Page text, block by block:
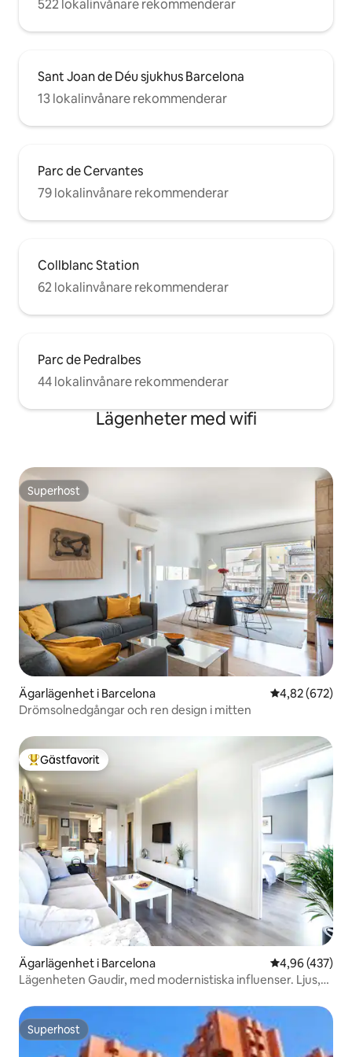
522 lokalinvånare rekommenderar
Sant Joan de Déu sjukhus Barcelona
13 lokalinvånare rekommenderar
Parc de Cervantes
79 lokalinvånare rekommenderar
Collblanc Station
62 lokalinvånare rekommenderar
Parc de Pedralbes
44 lokalinvånare rekommenderar
Lägenheter med wifi
Superhost
Superhost
Ägarlägenhet i Barcelona 4,82 av 5 i
4,82 (672)
Drömsolnedgångar och ren design i mitten
Populär gästfavorit
Gästfavorit
Ägarlägenhet i Barcelona 4,96 av 5 i
4,96 (437)
Lägenheten Gaudir, med modernistiska influenser. Ljus,
Superhost
Superhost